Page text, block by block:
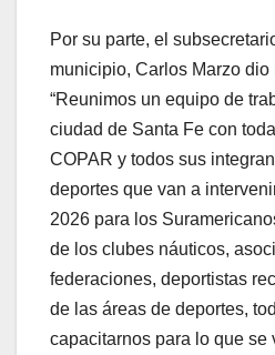
Por su parte, el
municipio, Carlos Marzo dio
“Reunimos un equipo de
ciudad de Santa Fe con
COPAR y todos sus
deportes que van a
2026 para los
de los clubes náuticos,
federaciones, deportistas
de las áreas de deportes,
capacitarnos para lo que se